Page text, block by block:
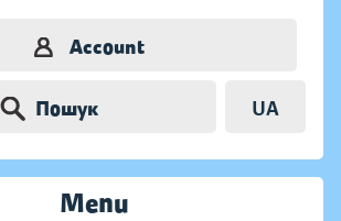
Account
Пошук UA
Menu